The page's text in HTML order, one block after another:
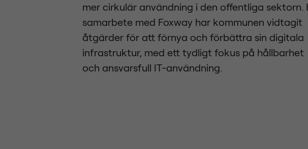
mer cirkulär användning i den offentliga sektorn. I
samarbete med Foxway har kommunen vidtagit
åtgärder för att förnya och förbättra sin digitala
infrastruktur, med ett tydligt fokus på hållbarhet
och ansvarsfull IT-användning.